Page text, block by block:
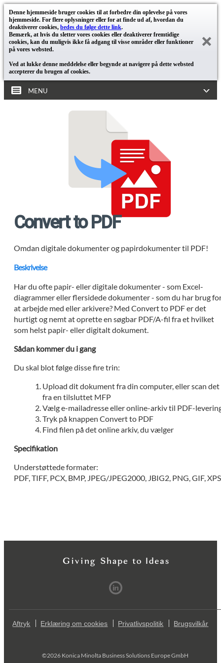
Denne hjemmeside bruger cookies til at forbedre din oplevelse på vores
hjemmeside. For flere oplysninger eller for at finde ud af, hvordan du
deaktiverer cookies, bedes du følge dette link.
Bemærk, at hvis du sletter vores cookies eller deaktiverer fremtidige
cookies, kan du muligvis ikke få adgang til visse områder eller funktioner
på vores websted.
Ved at lukke denne meddelelse eller begynde at navigere på dette websted
accepterer du brugen af cookies.
MENU
Convert to PDF
Omdan digitale dokumenter og papirdokumenter til PDF!
Beskrivelse
Har du ofte papir- eller digitale dokumenter - som Excel-
diagrammer eller flersidede dokumenter - som du har brug
at arbejde med eller arkivere? Med Convert to PDF er det
hurtigt og nemt at oprette en søgbar PDF/A-fil fra et hvilket
som helst papir- eller digitalt dokument.
Sådan kommer du i gang
Du skal blot følge disse fire trin:
Upload dit dokument fra din computer, eller scan det
fra en tilsluttet MFP
Vælg e-mailadresse eller online-arkiv til PDF-
Tryk på knappen Convert to PDF
Find filen på det online arkiv, du vælger
Specifikation
Understøttede formater:
PDF, TIFF, PCX, BMP, JPEG/JPEG2000, JBIG2, PNG, GIF, XPS
Aftryk Erklæring om cookies Privatlivspolitik Brugsvilkår
©2026 Konica Minolta Business Solutions Europe GmbH